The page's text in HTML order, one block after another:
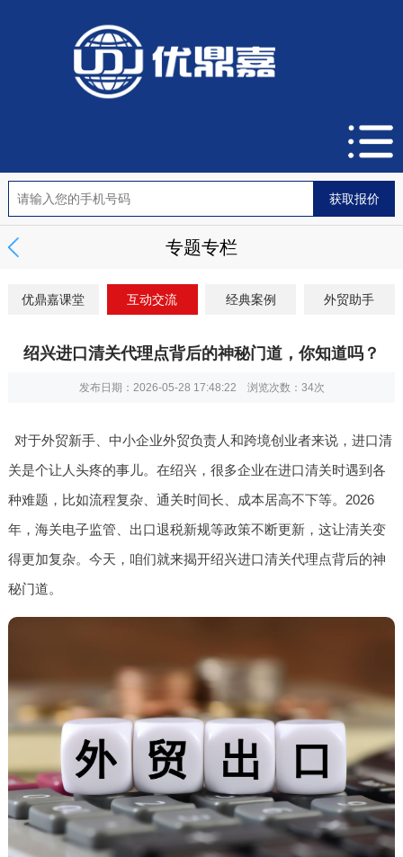
专题专栏
优鼎嘉课堂 互动交流 经典案例 外贸助手
绍兴进口清关代理点背后的神秘门道，你知道吗？
发布日期：2026-05-28 17:48:22 浏览次数： 34次
对于外贸新手、中小企业外贸负责人和跨境创业者来说，进口清
关是个让人头疼的事儿。在绍兴，很多企业在进口清关时遇到各
种难题，比如流程复杂、通关时间长、成本居高不下等。2026
年，海关电子监管、出口退税新规等政策不断更新，这让清关变
得更加复杂。今天，咱们就来揭开绍兴进口清关代理点背后的神
秘门道。